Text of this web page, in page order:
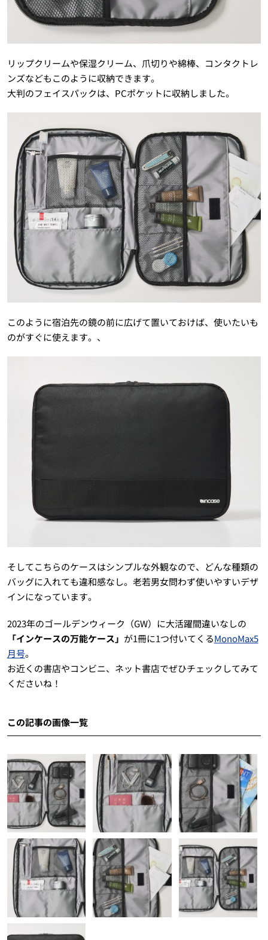
リップクリームや保湿クリーム、爪切りや綿棒、コンタクトレ
ンズなどもこのように収納できます。
大判のフェイスパックは、PCポケットに収納しました。
このように宿泊先の鏡の前に広げて置いておけば、使いたいも
のがすぐに使えます。、
そしてこちらのケースはシンプルな外観なので、どんな種類の
バッグに入れても違和感なし。老若男女問わず使いやすいデザ
インになっています。
2023年のゴールデンウィーク（GW）に大活躍間違いなしの
「インケースの万能ケース」 が1冊に1つ付いてくるMonoMax5
月号。
お近くの書店やコンビニ、ネット書店でぜひチェックしてみて
くださいね！
この記事の画像一覧